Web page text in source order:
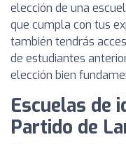
elección de una
que cumpla con tus
también tendrás
de estudiantes
elección bien
Escuelas de
Partido de